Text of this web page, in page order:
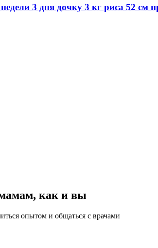
3 дня дочку 3 кг риса 52 см
как и вы
опытом и общаться с врачами